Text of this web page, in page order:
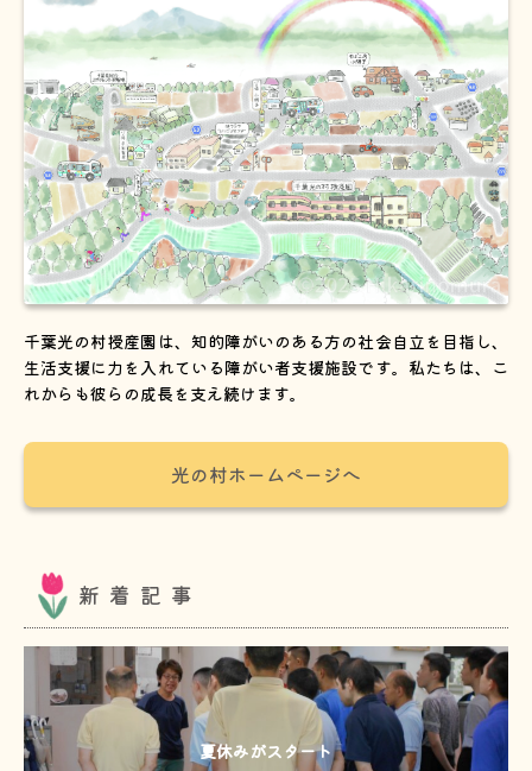
千葉光の村授産園は、知的障がいのある方の社会自立を目指し、
生活支援に力を入れている障がい者支援施設です。私たちは、こ
れからも彼らの成長を支え続けます。
光の村ホームページへ
新着記事
夏休みがスタート